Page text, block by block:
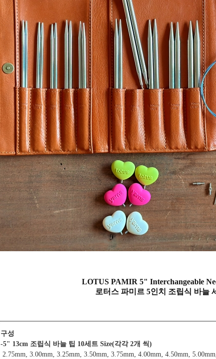
LOTUS PAMIR 5" Interchangeable
로터스 파미르 5인치 조립식 바늘
구성
-5" 13cm 조립식 바늘 팁 10세트 Size(각각 2개 씩)
2.75mm, 3.00mm, 3.25mm, 3.50mm, 3.75mm, 4.00mm, 4.50mm,